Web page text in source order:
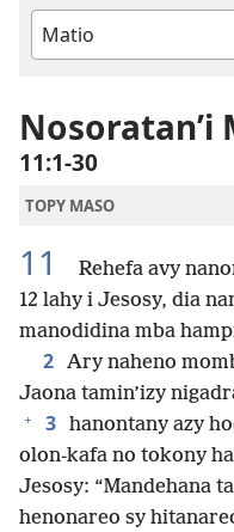
Boky
Amin’ny
Baiboly
Nosoratan’i
11:1-30
TOPY MASO
11
Rehefa avy
12 lahy i Jesosy, dia
manodidina mba
2 Ary naheno
Jaona tamin’izy
+ 3 hanontany azy
olon-kafa no tokony
Jesosy: “Mandehana
henonareo sy